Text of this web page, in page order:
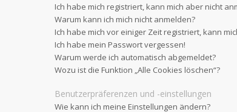
Ich habe mich registriert, kann mich aber nicht
Warum kann ich mich nicht anmelden?
Ich habe mich vor einiger Zeit registriert, kann
Ich habe mein Passwort vergessen!
Warum werde ich automatisch abgemeldet?
Wozu ist die Funktion „Alle Cookies löschen“?
Benutzerpräferenzen und -einstellungen
Wie kann ich meine Einstellungen ändern?